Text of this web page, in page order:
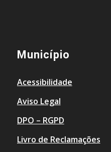
Município
Acessibilidade
Aviso Legal
DPO – RGPD
Livro de Reclamações